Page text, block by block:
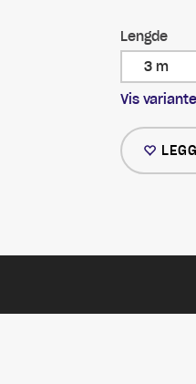
Lengde
3 m
Vis